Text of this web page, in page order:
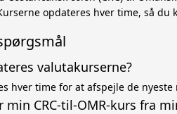
opdateres hver time, så
valutakurserne?
hver time for at afspejle de nyeste
min CRC-til-OMR-kurs fra